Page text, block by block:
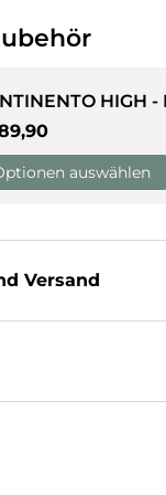
HIGH
Preis
auswählen
Versand